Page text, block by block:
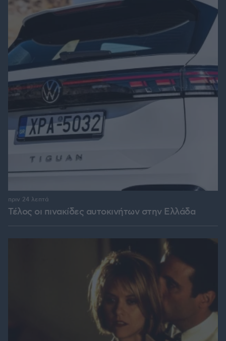
Τέλος οι πινακίδες αυτοκινήτων στην Ελλάδα
πριν 24 λεπτά